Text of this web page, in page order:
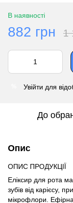
В наявності
882 грн 1
Увійти для
До
Опис
ОПИС ПРОДУКЦІЇ
Еліксир для рота
зубів від карієсу,
мікрофлори.